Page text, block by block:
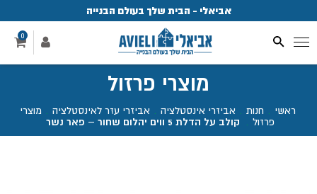
אביאלי - הבית שלך בעולם הבנייה
0
מוצרי פרזול
ראשי חנות אביזרי אינסטלציה אביזרי עזר לאינסטלציה
מוצרי
פרזול
קולב על הדלת 5 ווים יהלום שחור – פאר נשר